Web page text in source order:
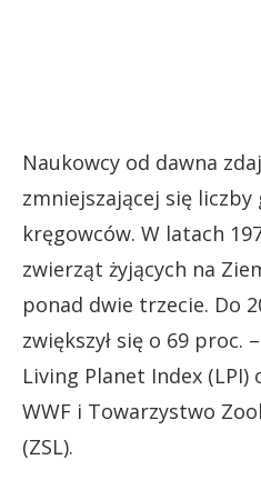
Naukowcy od dawna
zmniejszającej się
kręgowców. W latach
zwierząt żyjących na
ponad dwie trzecie. Do
zwiększył się o 69 proc.
Living Planet Index
WWF i Towarzystwo
(ZSL).